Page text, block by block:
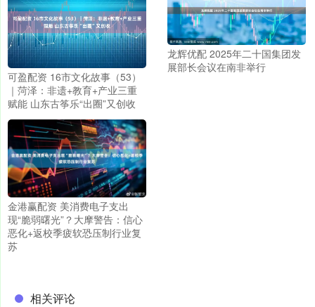
可盈配资 16市文化故事（53）
｜菏泽：非遗+教育+产业三重
赋能 山东古筝乐“出圈”又创收
龙辉优配 2025年二十国集团发
展部长会议在南非举行
金港赢配资 美消费电子支出
现“脆弱曙光”？大摩警告：信心
恶化+返校季疲软恐压制行业复
苏
相关评论